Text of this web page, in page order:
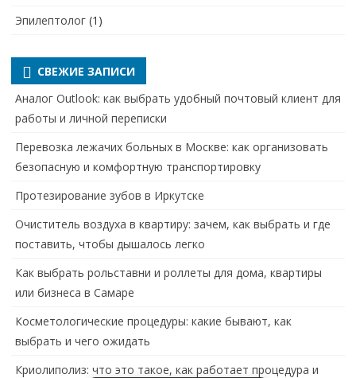
Эпилептолог (1)
СВЕЖИЕ ЗАПИСИ
Аналог Outlook: как выбрать удобный почтовый клиент для
работы и личной переписки
Перевозка лежачих больных в Москве: как организовать
безопасную и комфортную транспортировку
Протезирование зубов в Иркутске
Очиститель воздуха в квартиру: зачем, как выбрать и где
поставить, чтобы дышалось легко
Как выбрать рольставни и роллеты для дома, квартиры
или бизнеса в Самаре
Косметологические процедуры: какие бывают, как
выбрать и чего ожидать
Криолиполиз: что это такое, как работает процедура и